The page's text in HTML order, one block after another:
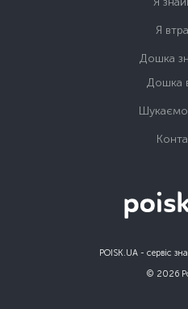
POISK.UA - сервіс
© 2026
Я
Дошка
Дошка
Шукаємо